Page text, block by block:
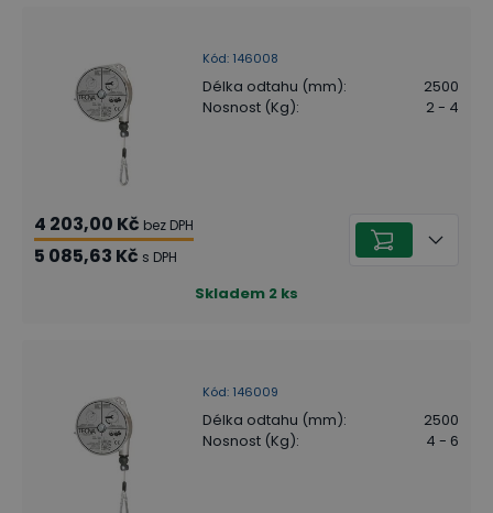
Kód: 146008
Délka odtahu (mm):
2500
Nosnost (Kg): 2 - 4
4 203,00 Kč bez DPH
5 085,63 Kč s DPH
Skladem 2 ks
Kód: 146009
Délka odtahu (mm):
2500
Nosnost (Kg): 4 - 6